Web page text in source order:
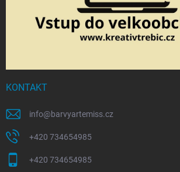
KONTAKT
info@barvyartemiss.cz
+420 734654985
+420 734654985